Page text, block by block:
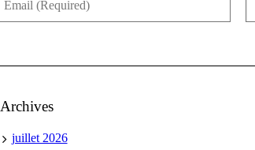
Archives
juillet 2026